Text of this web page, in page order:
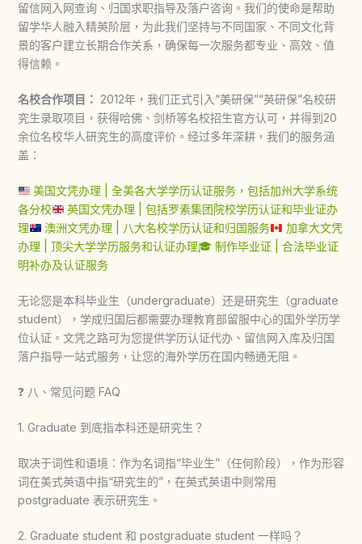
留信网入网查询、归国求职指导及落户咨询。我们的使命是帮助
留学华人融入精英阶层，为此我们坚持与不同国家、不同文化背
景的客户建立长期合作关系，确保每一次服务都专业、高效、值
得信赖。
名校合作项目： 2012年，我们正式引入“美研保”“英研保”名校研
究生录取项目，获得哈佛、剑桥等名校招生官方认可，并得到20
余位名校华人研究生的高度评价。经过多年深耕，我们的服务涵
盖：
美国文凭办理 | 全美各大学学历认证服务，包括加州大学系统
各分校
英国文凭办理 | 包括罗素集团院校学历认证和毕业证办
理
澳洲文凭办理 | 八大名校学历认证和归国服务
加拿大文凭
办理 | 顶尖大学学历服务和认证办理🎓 制作毕业证 | 合法毕业证
明补办及认证服务
无论您是本科毕业生（undergraduate）还是研究生（graduate
student），学成归国后都需要办理教育部留服中心的国外学历学
位认证。文凭之路可为您提供学历认证代办、留信网入库及归国
落户指导一站式服务，让您的海外学历在国内畅通无阻。
❓ 八、常见问题 FAQ
1. Graduate 到底指本科还是研究生？
取决于词性和语境：作为名词指“毕业生”（任何阶段），作为形容
词在美式英语中指“研究生的”，在英式英语中则常用
postgraduate 表示研究生。
2. Graduate student 和 postgraduate student 一样吗？